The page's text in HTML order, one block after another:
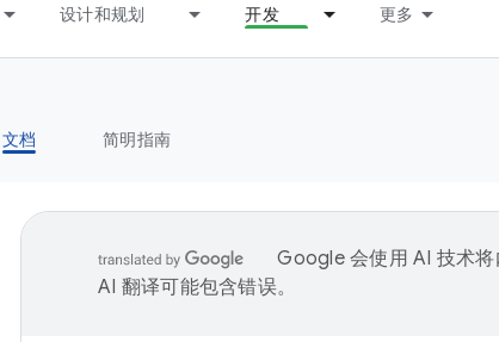
设计和规划 开发 更多
文档 简明指南
Google 会使用 AI 技术将
AI 翻译可能包含错误。